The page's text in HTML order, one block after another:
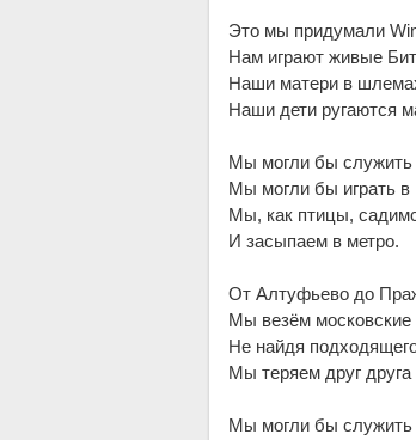
Это мы придумали
Нам играют живые
Наши матери в
Наши дети ругаются
Мы могли бы служить
Мы могли бы играть в
Мы, как птицы,
И засыпаем в метро.
От Алтуфьево до
Мы везём московские
Не найдя
Мы теряем друг друга
Мы могли бы служить